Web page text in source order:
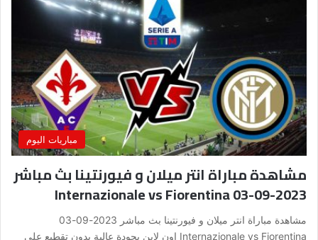
مباريات اليوم
مشاهدة مباراة انتر ميلان و فيورنتينا بث مباشر
2023-09-03 Internazionale vs Fiorentina
مشاهدة مباراة انتر ميلان و فيورنتينا بث مباشر 2023-09-03
Internazionale vs Fiorentina اون لاين بجودة عالية بدون تقطيع على